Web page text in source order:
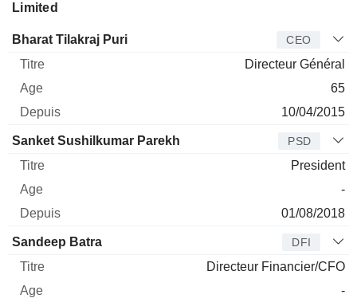
Limited
Dirigeant Titre Age
Bharat Tilakraj Puri CEO
Directeur Général
65
10/04/2015
Sanket Sushilkumar Parekh PSD
President
-
01/08/2018
Sandeep Batra DFI
Directeur Financier/CFO
-